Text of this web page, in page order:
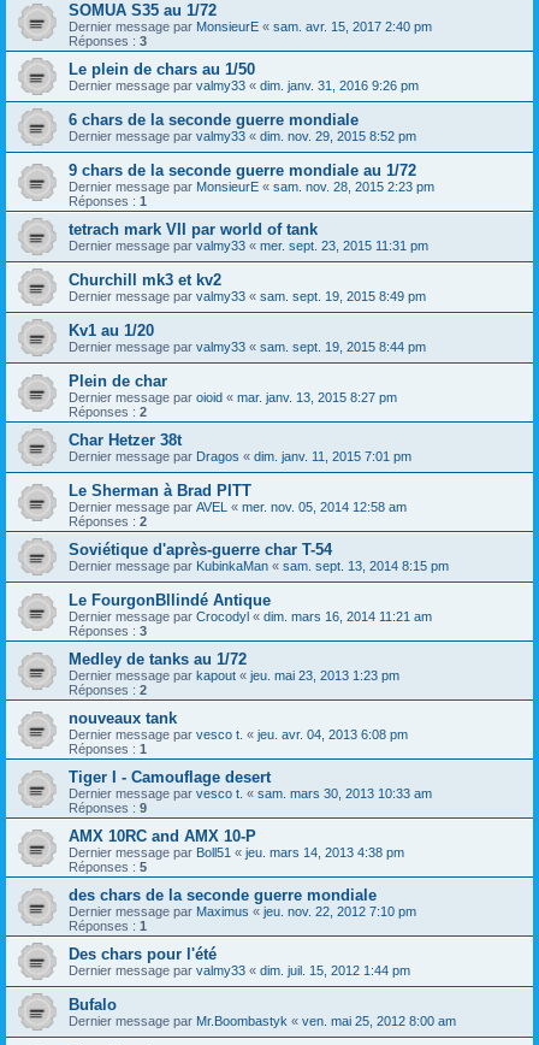
SOMUA S35 au 1/72
Dernier message par MonsieurE « sam. avr. 15, 2017 2:40 pm
Réponses : 3
Le plein de chars au 1/50
Dernier message par valmy33 « dim. janv. 31, 2016 9:26 pm
6 chars de la seconde guerre mondiale
Dernier message par valmy33 « dim. nov. 29, 2015 8:52 pm
9 chars de la seconde guerre mondiale au 1/72
Dernier message par MonsieurE « sam. nov. 28, 2015 2:23 pm
Réponses : 1
tetrach mark VII par world of tank
Dernier message par valmy33 « mer. sept. 23, 2015 11:31 pm
Churchill mk3 et kv2
Dernier message par valmy33 « sam. sept. 19, 2015 8:49 pm
Kv1 au 1/20
Dernier message par valmy33 « sam. sept. 19, 2015 8:44 pm
Plein de char
Dernier message par oioid « mar. janv. 13, 2015 8:27 pm
Réponses : 2
Char Hetzer 38t
Dernier message par Dragos « dim. janv. 11, 2015 7:01 pm
Le Sherman à Brad PITT
Dernier message par AVEL « mer. nov. 05, 2014 12:58 am
Réponses : 2
Soviétique d'après-guerre char T-54
Dernier message par KubinkaMan « sam. sept. 13, 2014 8:15 pm
Le FourgonBllindé Antique
Dernier message par Crocodyl « dim. mars 16, 2014 11:21 am
Réponses : 3
Medley de tanks au 1/72
Dernier message par kapout « jeu. mai 23, 2013 1:23 pm
Réponses : 2
nouveaux tank
Dernier message par vesco t. « jeu. avr. 04, 2013 6:08 pm
Réponses : 1
Tiger I - Camouflage desert
Dernier message par vesco t. « sam. mars 30, 2013 10:33 am
Réponses : 9
AMX 10RC and AMX 10-P
Dernier message par Boll51 « jeu. mars 14, 2013 4:38 pm
Réponses : 5
des chars de la seconde guerre mondiale
Dernier message par Maximus « jeu. nov. 22, 2012 7:10 pm
Réponses : 1
Des chars pour l'été
Dernier message par valmy33 « dim. juil. 15, 2012 1:44 pm
Bufalo
Dernier message par Mr.Boombastyk « ven. mai 25, 2012 8:00 am